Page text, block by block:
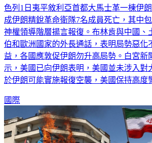
色列1日夷平敘利亞首都大馬士革一棟伊
成伊朗精銳革命衛隊7名成員死亡，其中
神權領導階層揚言報復。布林肯與中國、
伯和歐洲國家的外長通話，表明局勢惡化
益，各國應敦促伊朗勿升高局勢。白宮新
示，美國已向伊朗表明，美國並未涉入對
於伊朗可能實施報復空襲，美國保持高度
國際